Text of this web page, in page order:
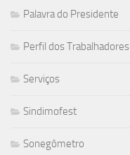
Palavra do Presidente
Perfil dos Trabalhadores
Serviços
Sindimofest
Sonegômetro